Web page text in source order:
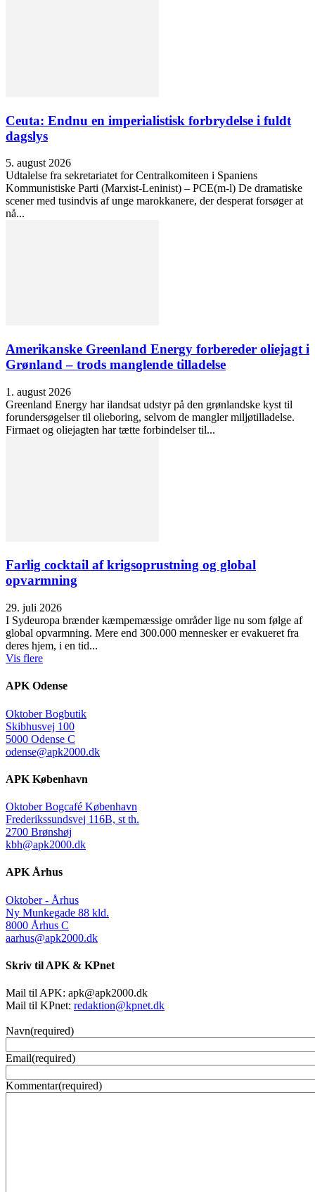
Ceuta: Endnu en imperialistisk forbrydelse i fuldt
dagslys
5. august 2026
Udtalelse fra sekretariatet for Centralkomiteen i Spaniens
Kommunistiske Parti (Marxist-Leninist) – PCE(m-l) De dramatiske
scener med tusindvis af unge marokkanere, der desperat forsøger at
nå...
Amerikanske Greenland Energy forbereder oliejagt i
Grønland – trods manglende tilladelse
1. august 2026
Greenland Energy har ilandsat udstyr på den grønlandske kyst til
forundersøgelser til olieboring, selvom de mangler miljøtilladelse.
Firmaet og oliejagten har tætte forbindelser til...
Farlig cocktail af krigsoprustning og global
opvarmning
29. juli 2026
I Sydeuropa brænder kæmpemæssige områder lige nu som følge af
global opvarmning. Mere end 300.000 mennesker er evakueret fra
deres hjem, i en tid...
Vis flere
APK Odense
Oktober Bogbutik
Skibhusvej 100
5000 Odense C
odense@apk2000.dk
APK København
Oktober Bogcafé København
Frederikssundsvej 116B, st th.
2700 Brønshøj
kbh@apk2000.dk
APK Århus
Oktober - Århus
Ny Munkegade 88 kld.
8000 Århus C
aarhus@apk2000.dk
Skriv til APK & KPnet
Mail til APK: apk@apk2000.dk
Mail til KPnet: redaktion@kpnet.dk
Navn(required)
Email(required)
Kommentar(required)